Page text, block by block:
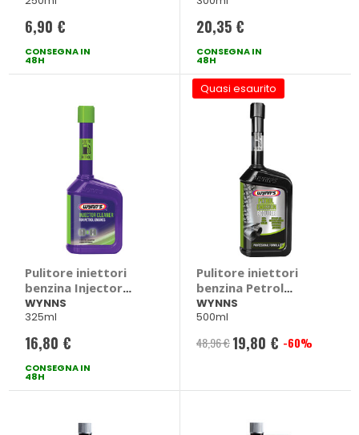
6,90 €
CONSEGNA IN
48H
20,35 €
CONSEGNA IN
48H
Pulitore iniettori
benzina Injector
Plus Cleaner -
WYNNS
WYNNS
325ml
16,80 €
CONSEGNA IN
48H
Quasi esaurito
Pulitore iniettori
benzina Petrol
Emission Reducer -
WYNNS
WYNNS
500ml
48,96 € Prezzo
19,80 € -60%